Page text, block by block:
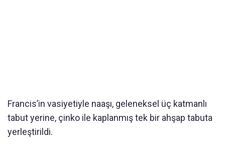
Francis’in vasiyetiyle naaşı, geleneksel üç katmanlı
tabut yerine, çinko ile kaplanmış tek bir ahşap tabuta
yerleştirildi.